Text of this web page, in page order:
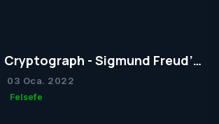
Cryptograph - Sigmund Freud’un
Yapısal Kuramı
03 Oca. 2022
Felsefe